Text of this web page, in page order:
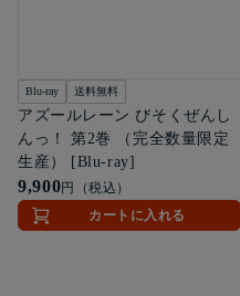
Blu-ray 送料無料
アズールレーン びそくぜんし
んっ！ 第2巻 （完全数量限定
生産） [Blu-ray]
9,900円（税込）
カートに入れる